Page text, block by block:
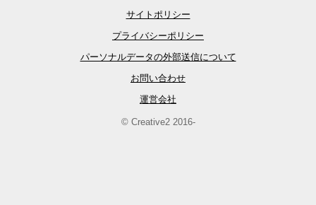
サイトポリシー
プライバシーポリシー
パーソナルデータの外部送信について
お問い合わせ
運営会社
© Creative2 2016-